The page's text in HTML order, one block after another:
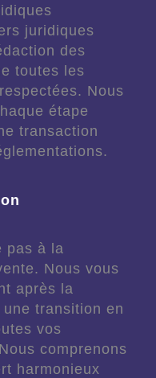
juridiques
des
toutes les
Nous
étape
transaction
pas à la
Nous vous
après la
transition en
vos
comprenons
harmonieux